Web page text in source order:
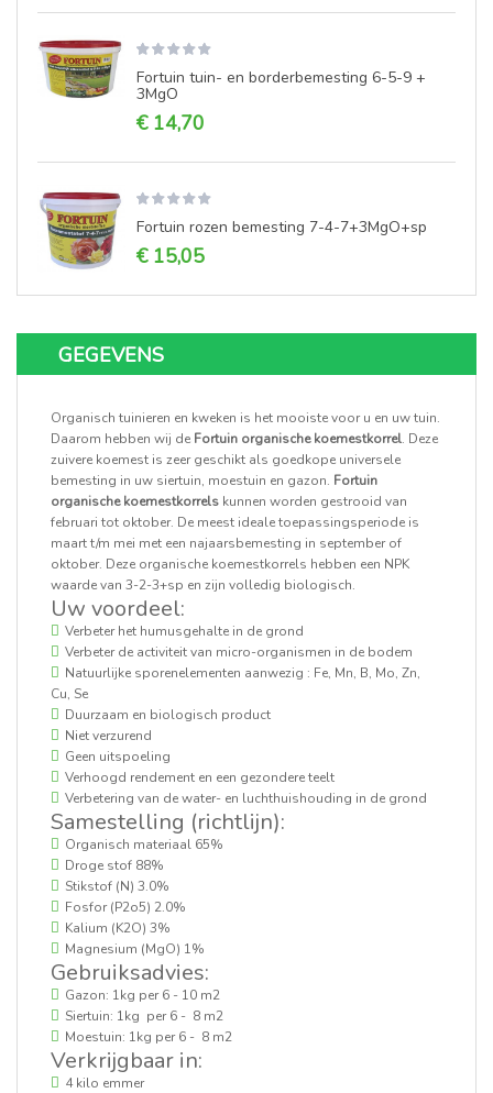
Fortuin tuin- en borderbemesting 6-5-9 +
3MgO
€ 14,70
Fortuin rozen bemesting 7-4-7+3MgO+sp
€ 15,05
GEGEVENS
Organisch tuinieren en kweken is het mooiste voor u en uw tuin.
Daarom hebben wij de Fortuin organische koemestkorrel. Deze
zuivere koemest is zeer geschikt als goedkope universele
bemesting in uw siertuin, moestuin en gazon. Fortuin
organische koemestkorrels kunnen worden gestrooid van
februari tot oktober. De meest ideale toepassingsperiode is
maart t/m mei met een najaarsbemesting in september of
oktober. Deze organische koemestkorrels hebben een NPK
waarde van 3-2-3+sp en zijn volledig biologisch.
Uw voordeel:
Verbeter het humusgehalte in de grond
Verbeter de activiteit van micro-organismen in de bodem
Natuurlijke sporenelementen aanwezig : Fe, Mn, B, Mo, Zn,
Cu, Se
Duurzaam en biologisch product
Niet verzurend
Geen uitspoeling
Verhoogd rendement en een gezondere teelt
Verbetering van de water- en luchthuishouding in de grond
Samestelling (richtlijn):
Organisch materiaal 65%
Droge stof 88%
Stikstof (N) 3.0%
Fosfor (P2o5) 2.0%
Kalium (K2O) 3%
Magnesium (MgO) 1%
Gebruiksadvies:
Gazon: 1kg per 6 - 10 m2
Siertuin: 1kg per 6 - 8 m2
Moestuin: 1kg per 6 - 8 m2
Verkrijgbaar in:
4 kilo emmer